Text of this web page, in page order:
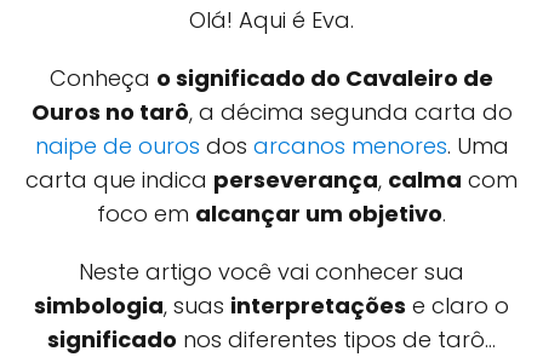
Olá! Aqui é Eva.
Conheça o significado do Cavaleiro de
Ouros no tarô, a décima segunda carta do
naipe de ouros dos arcanos menores. Uma
carta que indica perseverança, calma com
foco em alcançar um objetivo.
Neste artigo você vai conhecer sua
simbologia, suas interpretações e claro o
significado nos diferentes tipos de tarô...